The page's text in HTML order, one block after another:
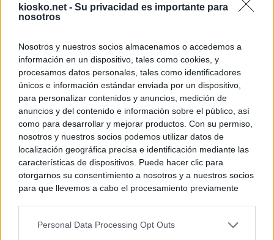
kiosko.net - Su privacidad es importante para
nosotros
Nosotros y nuestros socios almacenamos o accedemos a
información en un dispositivo, tales como cookies, y
procesamos datos personales, tales como identificadores
únicos e información estándar enviada por un dispositivo,
para personalizar contenidos y anuncios, medición de
anuncios y del contenido e información sobre el público, así
como para desarrollar y mejorar productos. Con su permiso,
nosotros y nuestros socios podemos utilizar datos de
localización geográfica precisa e identificación mediante las
características de dispositivos. Puede hacer clic para
otorgarnos su consentimiento a nosotros y a nuestros socios
para que llevemos a cabo el procesamiento previamente
negar su consentimiento. Tenga en cuenta que algún
Personal Data Processing Opt Outs
© Kiosko.net Terms and Conditions Privacy and Cookies